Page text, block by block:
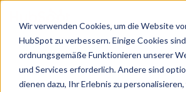
Wir verwenden Cookies, um die Website
HubSpot zu verbessern. Einige Cookies
ordnungsgemäße Funktionieren unserer
und Services erforderlich. Andere sind
dienen dazu, Ihr Erlebnis zu personalisieren,
Klare Richtlinien. Auf der Grundlage